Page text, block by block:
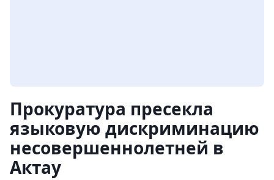
Прокуратура пресекла
языковую дискриминацию
несовершеннолетней в
Актау